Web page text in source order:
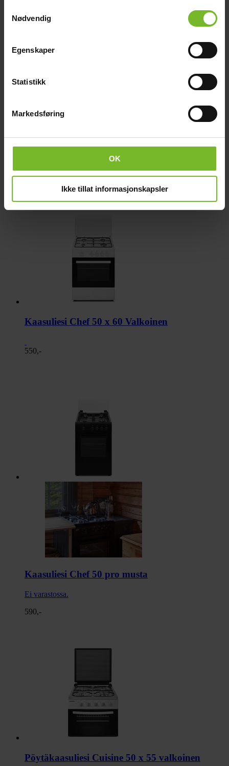
Nødvendig
Egenskaper
Statistikk
Markedsføring
OK
Ikke tillat informasjonskapsler
Hehkulamppu 15 W, Pieni kupu E14 kanta (2
kpl paketissa)
12,-
Samankaltaiset tuotteet
Kaasuliesi Chef 50 x 60 Valkoinen
550,-
Kaasuliesi Chef 50 pro musta
Ei varastossa.
590,-
Pöytäkaasuliesi Cuisine 50 x 55 valkoinen